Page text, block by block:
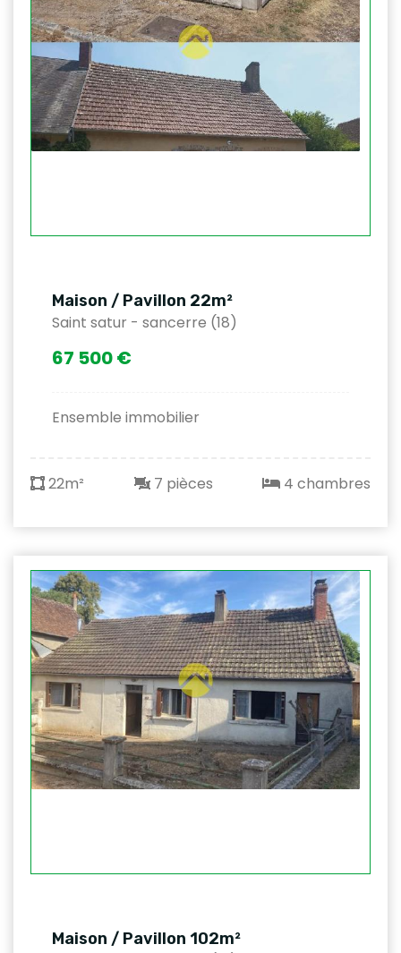
Maison / Pavillon 22m²
Saint satur - sancerre (18)
67 500 €
Ensemble immobilier
22m² 7 pièces 4 chambres
Maison / Pavillon 102m²